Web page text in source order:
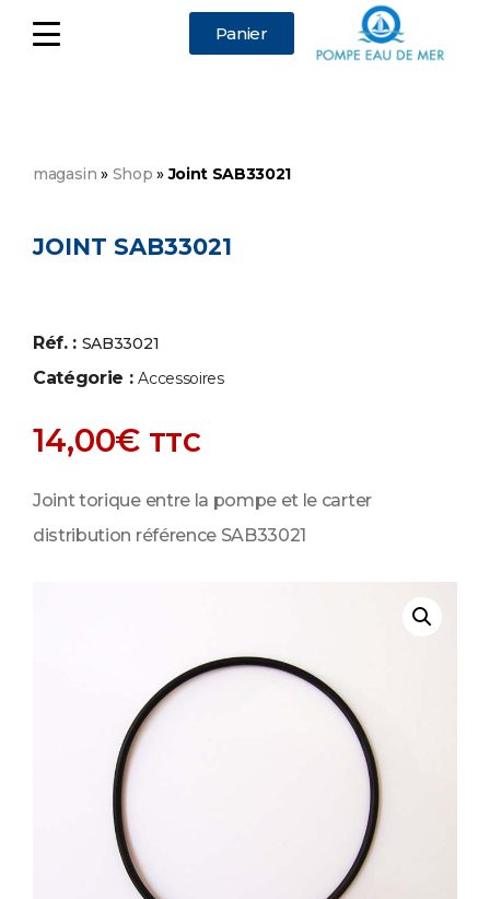
Panier
magasin » Shop »Joint SAB33021
JOINT SAB33021
Réf. : SAB33021
Catégorie :Accessoires
14,00€ TTC
Joint torique entre la pompe et le carter
distribution référence SAB33021